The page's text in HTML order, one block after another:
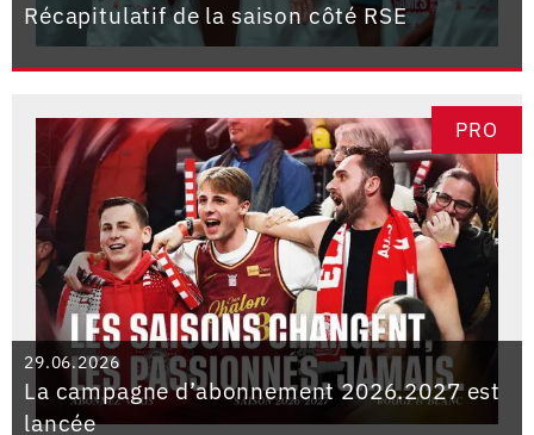
Récapitulatif de la saison côté RSE
PRO
29.06.2026
La campagne d’abonnement 2026.2027 est
lancée